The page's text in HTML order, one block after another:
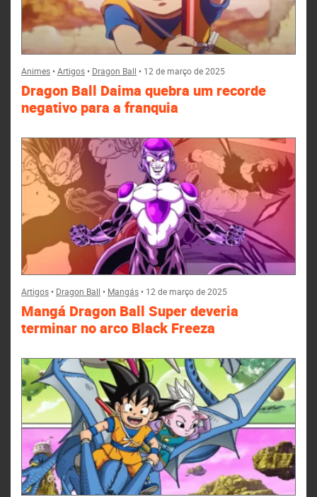
Animes•Artigos• Dragon Ball • 12 de março de 2025
Dragon Ball Daima quebra um recorde
negativo para a franquia
Artigos• Dragon Ball • Mangás• 12 de março de 2025
Mangá Dragon Ball Super deveria
terminar no arco Black Freeza